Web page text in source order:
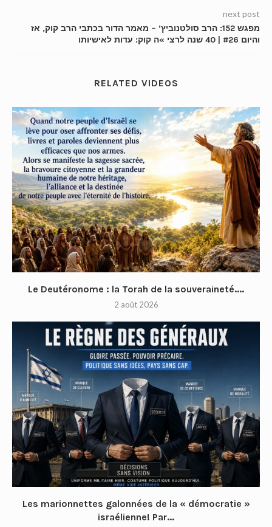
next post
מפגש 152: הרב סולטנוביץ’ – מאמר הדור בכתבי הרב קוק, אז
והיום #26 | 40 שנה לרצי »ה קוק: עדות לאישיותו
RELATED VIDEOS
Le Deutéronome : la Torah de la souveraineté....
2 août 2026
Les marionnettes galonnées de la « démocratie »
israélienne! Par...